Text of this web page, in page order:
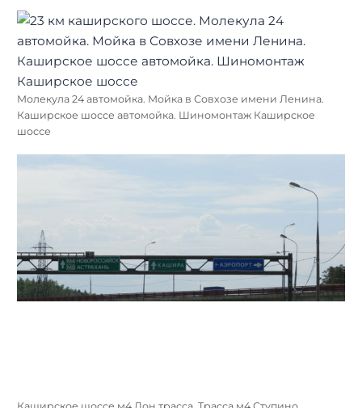
Молекула 24 автомойка. Мойка в Совхозе имени Ленина.
Каширское шоссе автомойка. Шиномонтаж Каширское
шоссе